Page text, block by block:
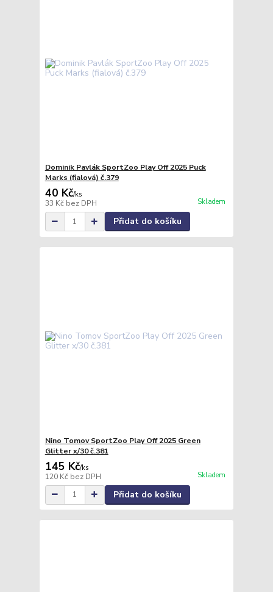
Dominik Pavlák SportZoo Play Off 2025 Puck
Marks (fialová) č.379
40 Kč/ks
33 Kč bez DPH Skladem
Přidat do košíku
Nino Tomov SportZoo Play Off 2025 Green
Glitter x/30 č.381
145 Kč/ks
120 Kč bez DPH Skladem
Přidat do košíku